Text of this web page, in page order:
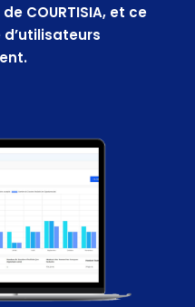
COURTISIA, et ce